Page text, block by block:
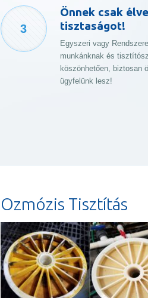
3
Önnek csak
tisztaságot!
Egyszeri vagy
munkánknak és
köszönhetően, biztosan
ügyfelünk lesz!
Ozmózis Tisztítás